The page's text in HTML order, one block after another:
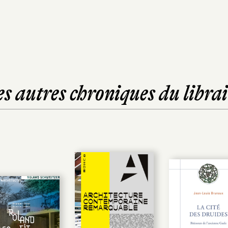
autres chroniques du